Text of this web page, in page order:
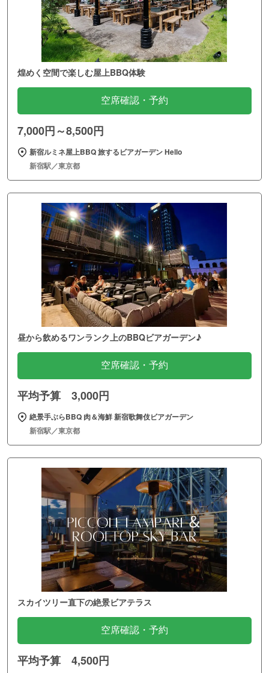
煌めく空間で楽しむ屋上BBQ体験
空席確認・予約
7,000円～8,500円
新宿ルミネ屋上BBQ 旅するビアガーデン Hello
新宿駅／東京都
昼から飲めるワンランク上のBBQビアガーデン♪
空席確認・予約
平均予算 3,000円
絶景手ぶらBBQ 肉＆海鮮 新宿歌舞伎ビアガーデン
新宿駅／東京都
スカイツリー直下の絶景ビアテラス
空席確認・予約
平均予算 4,500円